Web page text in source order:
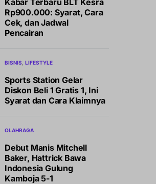
Kabar Terbaru BLT Kesra
Rp900.000: Syarat, Cara
Cek, dan Jadwal
Pencairan
BISNIS LIFESTYLE
Sports Station Gelar
Diskon Beli 1 Gratis 1, Ini
Syarat dan Cara Klaimnya
OLAHRAGA
Debut Manis Mitchell
Baker, Hattrick Bawa
Indonesia Gulung
Kamboja 5-1